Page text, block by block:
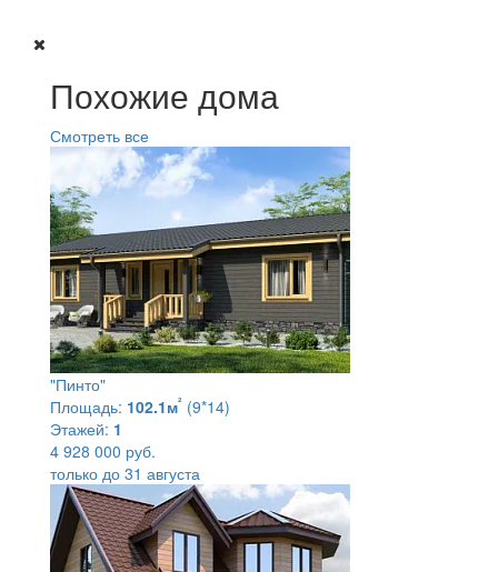
Похожие дома
Смотреть все
"Пинто"
Площадь: 102.1м² (9*14)
Этажей: 1
4 928 000 руб.
только до 31 августа